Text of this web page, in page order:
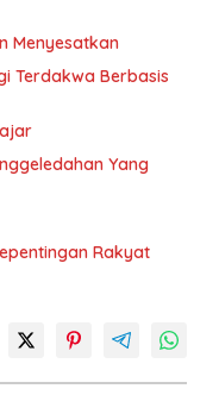
Menyesatkan
Terdakwa Berbasis
Yang
Rakyat